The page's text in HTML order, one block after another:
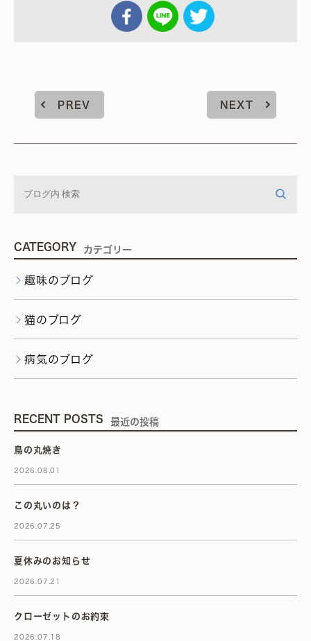
PREV NEXT
CATEGORY カテゴリー
趣味のブログ
猫のブログ
病気のブログ
RECENT POSTS 最近の投稿
鳥の丸焼き
2026.08.01
この丸いのは？
2026.07.25
夏休みのお知らせ
2026.07.21
クローゼットのお約束
2026.07.18